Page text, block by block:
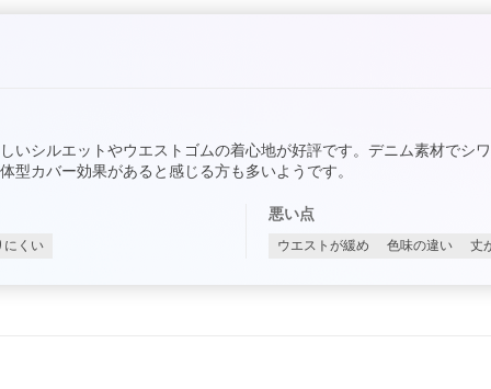
いシルエットやウエストゴムの着心地が好評です。デニム素材でシ
カバー効果があると感じる方も多いようです。
にくい
悪い点
ウエストが緩め 色味の違い 丈